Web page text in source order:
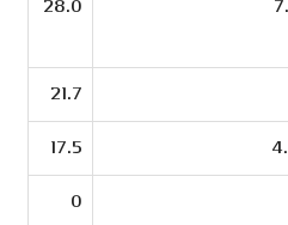
28.0
21.7
17.5
0